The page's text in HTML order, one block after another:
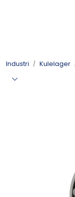
Industri Kulelager